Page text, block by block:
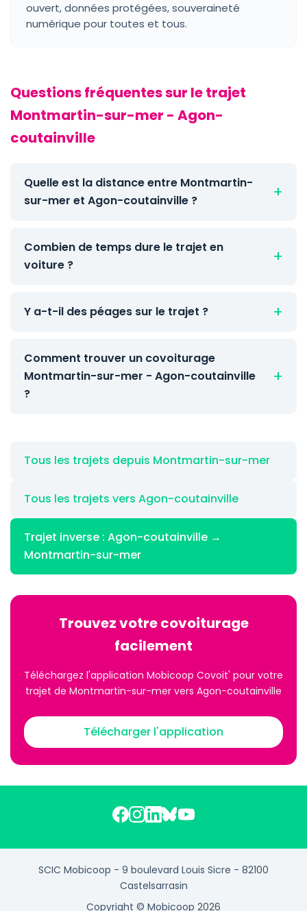
ouvert, données protégées, souveraineté
numérique pour toutes et tous.
Questions fréquentes sur le trajet
Montmartin-sur-mer - Agon-
coutainville
Quelle est la distance entre Montmartin-
sur-mer et Agon-coutainville ?
Combien de temps dure le trajet en
voiture ?
Y a-t-il des péages sur le trajet ?
Comment trouver un covoiturage
Montmartin-sur-mer - Agon-coutainville
?
Tous les trajets depuis Montmartin-sur-mer
Tous les trajets vers Agon-coutainville
Trajet inverse : Agon-coutainville →
Montmartin-sur-mer
Trouvez votre covoiturage
facilement
Téléchargez l'application Mobicoop Covoit' pour votre
trajet de Montmartin-sur-mer vers Agon-coutainville
Télécharger l'application
SCIC Mobicoop - 9 boulevard Louis Sicre - 82100
Castelsarrasin
Copyright © Mobicoop 2026